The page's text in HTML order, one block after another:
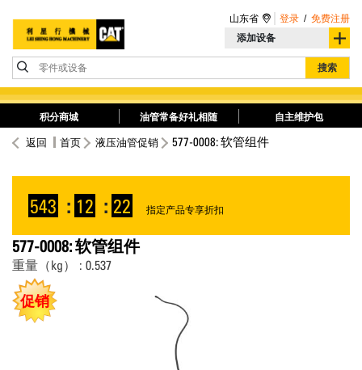
添加设备
零件或设备 搜索
山东省 登录 / 免费注册
积分商城 油管常备好礼相随 自主维护包
返回 首页 液压油管促销 577-0008: 软管组件
543 : 12 : 22 指定产品专享折扣
577-0008: 软管组件
重量（kg） : 0.537
促销